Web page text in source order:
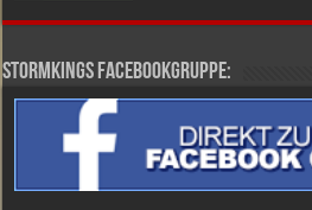
Stormkings Facebookgruppe: